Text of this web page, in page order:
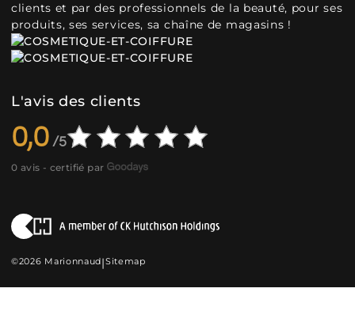
clients et par des professionnels de la beauté, pour ses
produits, ses services, sa chaîne de magasins !
L'avis des clients
0,0
0 avis - certifié par
©2026 Marionnaud|Sitemap